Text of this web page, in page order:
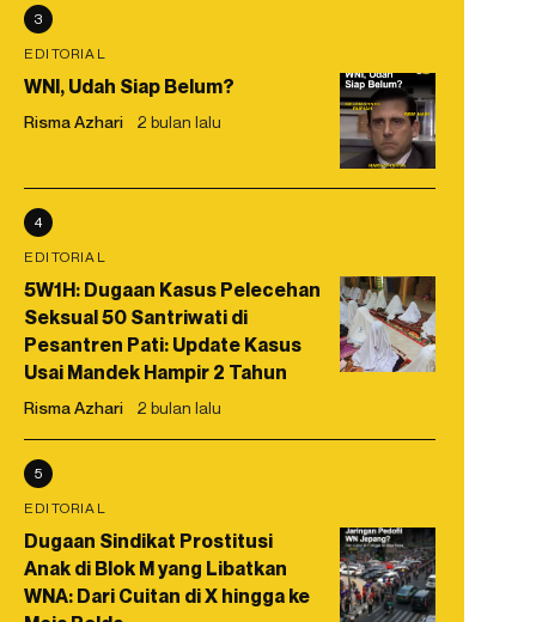
3
EDITORIAL
WNI, Udah Siap Belum?
Risma Azhari 2 bulan lalu
4
EDITORIAL
5W1H: Dugaan Kasus Pelecehan
Seksual 50 Santriwati di
Pesantren Pati: Update Kasus
Usai Mandek Hampir 2 Tahun
Risma Azhari 2 bulan lalu
5
EDITORIAL
Dugaan Sindikat Prostitusi
Anak di Blok M yang Libatkan
WNA: Dari Cuitan di X hingga ke